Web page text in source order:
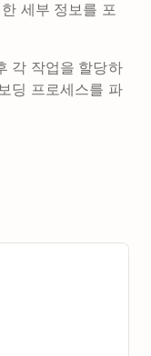
세부 정보를 포
각 작업을 할당하
딩 프로세스를 파